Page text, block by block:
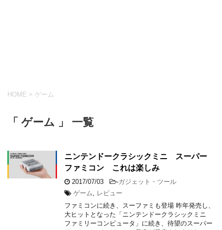
HOME > ゲーム
「 ゲーム 」 一覧
ニンテンドークラシックミニ スーパー
ファミコン これは楽しみ
2017/07/03 -ガジェット・ツール
ゲーム
レビュー
ファミコンに続き、スーファミも登場 昨年発売し、
大ヒットとなった「ニンテンドークラシックミニ
ファミリーコンピュータ」に続き、待望のスーパー